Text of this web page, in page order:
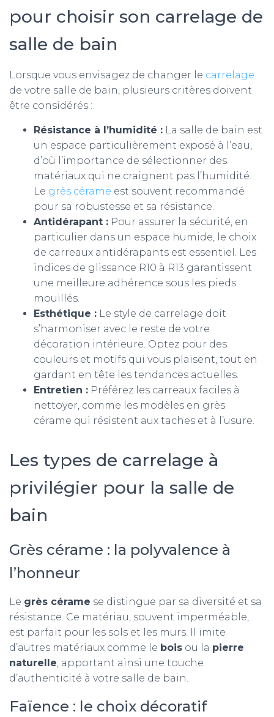
pour choisir son carrelage de
salle de bain
Lorsque vous envisagez de changer le carrelage
de votre salle de bain, plusieurs critères doivent
être considérés :
Résistance à l’humidité : La salle de bain est
un espace particulièrement exposé à l’eau,
d’où l’importance de sélectionner des
matériaux qui ne craignent pas l’humidité.
Le grès cérame est souvent recommandé
pour sa robustesse et sa résistance.
Antidérapant : Pour assurer la sécurité, en
particulier dans un espace humide, le choix
de carreaux antidérapants est essentiel. Les
indices de glissance R10 à R13 garantissent
une meilleure adhérence sous les pieds
mouillés.
Esthétique : Le style de carrelage doit
s’harmoniser avec le reste de votre
décoration intérieure. Optez pour des
couleurs et motifs qui vous plaisent, tout en
gardant en tête les tendances actuelles.
Entretien : Préférez les carreaux faciles à
nettoyer, comme les modèles en grès
cérame qui résistent aux taches et à l’usure.
Les types de carrelage à
privilégier pour la salle de
bain
Grès cérame : la polyvalence à
l’honneur
Le grès cérame se distingue par sa diversité et sa
résistance. Ce matériau, souvent imperméable,
est parfait pour les sols et les murs. Il imite
d’autres matériaux comme le bois ou la pierre
naturelle, apportant ainsi une touche
d’authenticité à votre salle de bain.
Faïence : le choix décoratif